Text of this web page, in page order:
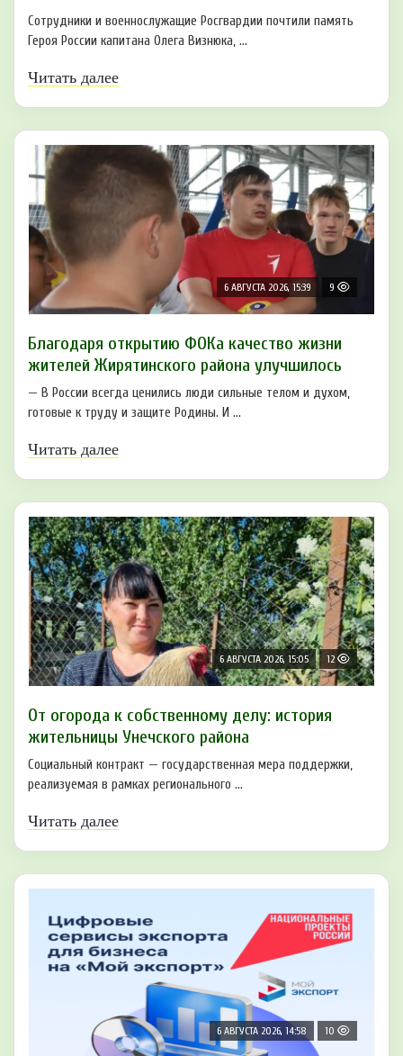
Сотрудники и военнослужащие Росгвардии почтили память
Героя России капитана Олега Визнюка, ...
Читать далее
6 АВГУСТА 2026, 15:39 9
Благодаря открытию ФОКа качество жизни
жителей Жирятинского района улучшилось
— В России всегда ценились люди сильные телом и духом,
готовые к труду и защите Родины. И ...
Читать далее
6 АВГУСТА 2026, 15:05 12
От огорода к собственному делу: история
жительницы Унечского района
Социальный контракт — государственная мера поддержки,
реализуемая в рамках регионального ...
Читать далее
6 АВГУСТА 2026, 14:58 10